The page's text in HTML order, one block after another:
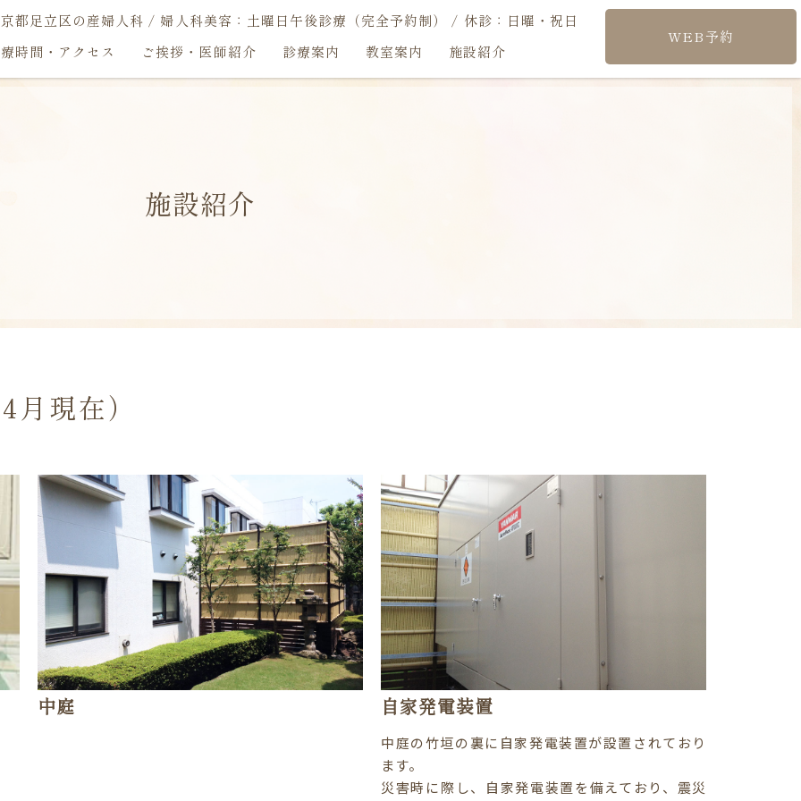
都足立区の産婦人科 / 婦人科美容：土曜日午後診療（完全予約制） / 休診：日曜・祝日
時間・アクセス
ご挨拶・医師紹介 診療案内 教室案内 施設紹介
WEB予約
施設紹介
現在）
中庭 自家発電装置
中庭の竹垣の裏に自家発電装置が設置されており
ます。
災害時に際し、自家発電装置を備えており、震災